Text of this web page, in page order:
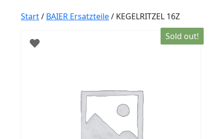
Start/ BAIER Ersatzteile/ KEGELRITZEL 16Z
Sold out!